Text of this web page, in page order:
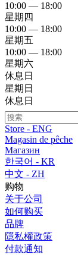
10:00 — 18:00
星期四
10:00 — 18:00
星期五
10:00 — 18:00
星期六
休息日
星期日
休息日
Store - ENG
Magasin de pêche
Магазин
한국어 - KR
中文 - ZH
购物
关于公司
如何购买
品牌
隱私權政策
付款通知